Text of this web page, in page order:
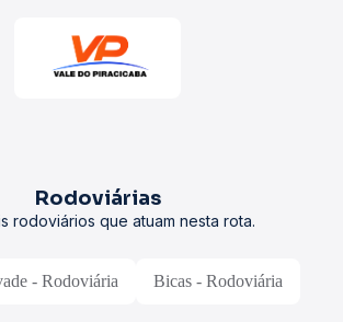
Rodoviárias
rodoviários que atuam nesta rota.
- Rodoviária Bicas - Rodoviária